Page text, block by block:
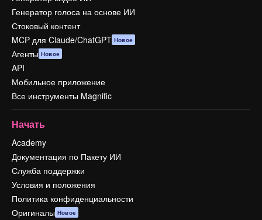
Генератор голоса на основе ИИ
Стоковый контент
MCP для Claude/ChatGPT Новое
Агенты Новое
API
Мобильное приложение
Все инструменты Magnific
Начать
Academy
Документация по Пакету ИИ
Служба поддержки
Условия и положения
Политика конфиденциальности
Оригиналы Новое